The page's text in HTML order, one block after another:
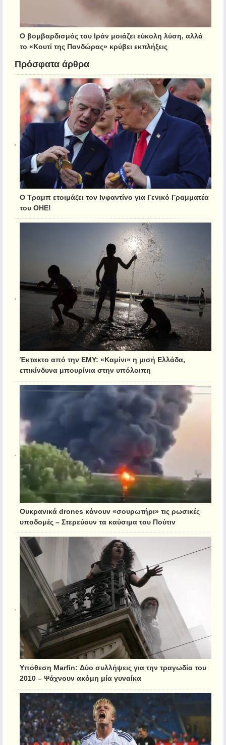
Ο βομβαρδισμός του Ιράν μοιάζει εύκολη λύση, αλλά
το «Κουτί της Πανδώρας» κρύβει εκπλήξεις
Πρόσφατα άρθρα
Ο Τραμπ ετοιμάζει τον Ινφαντίνο για Γενικό Γραμματέα
του ΟΗΕ!
Έκτακτο από την ΕΜΥ: «Καμίνι» η μισή Ελλάδα,
επικίνδυνα μπουρίνια στην υπόλοιπη
Ουκρανικά drones κάνουν «σουρωτήρι» τις ρωσικές
υποδομές – Στερεύουν τα καύσιμα του Πούτιν
Υπόθεση Marfin: Δύο συλλήψεις για την τραγωδία του
2010 – Ψάχνουν ακόμη μία γυναίκα